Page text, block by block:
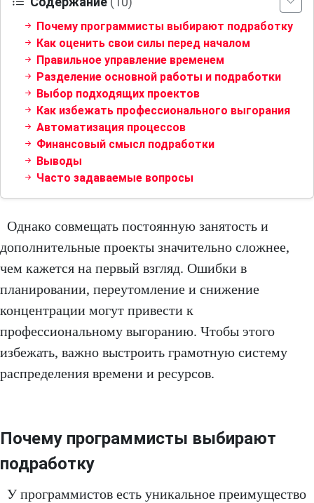
Почему программисты выбирают подработку
Как оценить свои силы перед началом
Правильное управление временем
Разделение основной работы и подработки
Выбор подходящих проектов
Как избежать профессионального выгорания
Автоматизация процессов
Финансовый смысл подработки
Выводы
Часто задаваемые вопросы
Однако совмещать постоянную занятость и
дополнительные проекты значительно сложнее,
чем кажется на первый взгляд. Ошибки в
планировании, переутомление и снижение
концентрации могут привести к
профессиональному выгоранию. Чтобы этого
избежать, важно выстроить грамотную систему
распределения времени и ресурсов.
Почему программисты выбирают
подработку
У программистов есть уникальное преимущество